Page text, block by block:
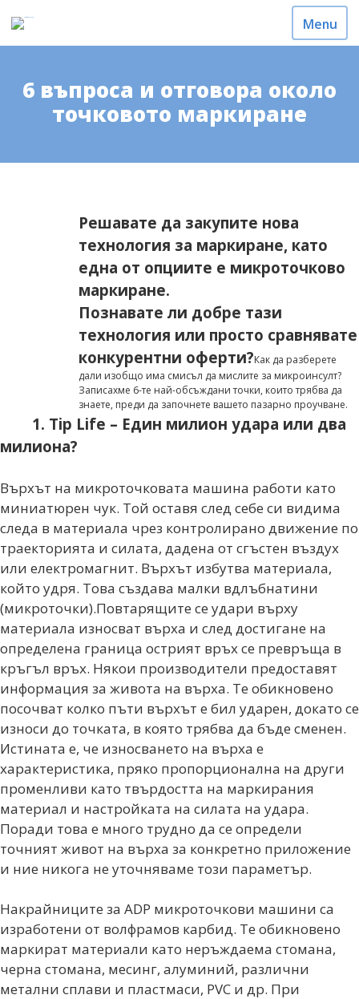
Menu
6 въпроса и отговора около
точковото маркиране
Решавате да закупите нова
технология за маркиране, като
една от опциите е микроточково
маркиране.
Познавате ли добре тази
технология или просто сравнявате
конкурентни оферти?Как да разберете
дали изобщо има смисъл да мислите за микроинсулт?
Записахме 6-те най-обсъждани точки, които трябва да
знаете, преди да започнете вашето пазарно проучване.
1. Tip Life – Един милион удара или два
милиона?
Върхът на микроточковата машина работи като
миниатюрен чук. Той оставя след себе си видима
следа в материала чрез контролирано движение по
траекторията и силата, дадена от сгъстен въздух
или електромагнит. Върхът избутва материала,
който удря. Това създава малки вдлъбнатини
(микроточки).Повтарящите се удари върху
материала износват върха и след достигане на
определена граница острият връх се превръща в
кръгъл връх. Някои производители предоставят
информация за живота на върха. Те обикновено
посочват колко пъти върхът е бил ударен, докато се
износи до точката, в която трябва да бъде сменен.
Истината е, че износването на върха е
характеристика, пряко пропорционална на други
променливи като твърдостта на маркирания
материал и настройката на силата на удара.
Поради това е много трудно да се определи
точният живот на върха за конкретно приложение
и ние никога не уточняваме този параметър.
Накрайниците за ADP микроточкови машини са
изработени от волфрамов карбид. Те обикновено
маркират материали като неръждаема стомана,
черна стомана, месинг, алуминий, различни
метални сплави и пластмаси, PVC и др. При